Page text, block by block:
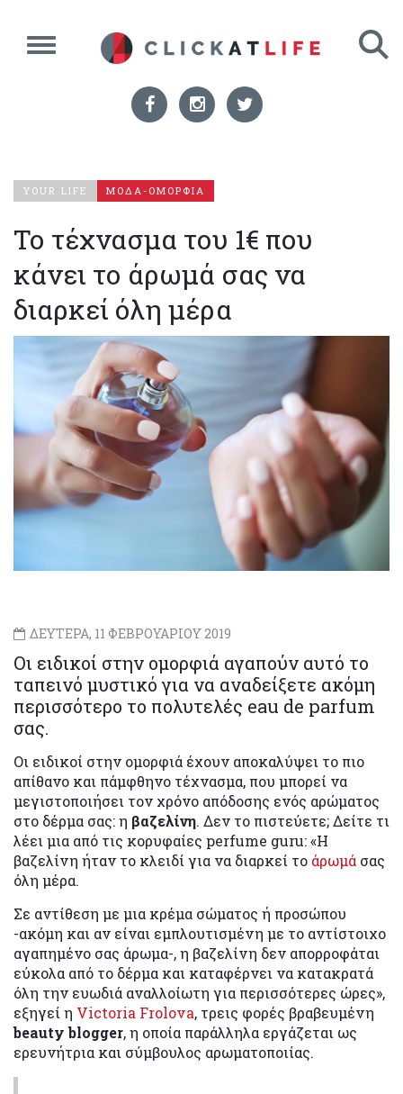
YOUR LIFE ΜΟΔΑ-ΟΜΟΡΦΙΑ
Το τέχνασμα του 1€ που
κάνει το άρωμά σας να
διαρκεί όλη μέρα
ΔΕΥΤΕΡΑ, 11 ΦΕΒΡΟΥΑΡΙΟΥ 2019
Οι ειδικοί στην ομορφιά αγαπούν αυτό το
ταπεινό μυστικό για να αναδείξετε ακόμη
περισσότερο το πολυτελές eau de parfum
σας.
Οι ειδικοί στην ομορφιά έχουν αποκαλύψει το πιο
απίθανο και πάμφθηνο τέχνασμα, που μπορεί να
μεγιστοποιήσει τον χρόνο απόδοσης ενός αρώματος
στο δέρμα σας: η βαζελίνη. Δεν το πιστεύετε; Δείτε τι
λέει μια από τις κορυφαίες perfume guru: «H
βαζελίνη ήταν το κλειδί για να διαρκεί το άρωμά σας
όλη μέρα.
Σε αντίθεση με μια κρέμα σώματος ή προσώπου
-ακόμη και αν είναι εμπλουτισμένη με το αντίστοιχο
αγαπημένο σας άρωμα-, η βαζελίνη δεν απορροφάται
εύκολα από το δέρμα και καταφέρνει να κατακρατά
όλη την ευωδιά αναλλοίωτη για περισσότερες ώρες»,
εξηγεί η Victoria Frolova, τρεις φορές βραβευμένη
beauty blogger, η οποία παράλληλα εργάζεται ως
ερευνήτρια και σύμβουλος αρωματοποιίας.